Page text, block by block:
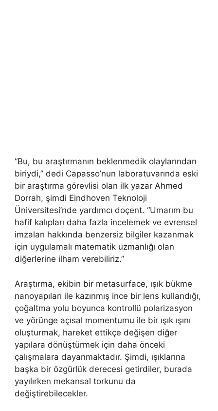
“Bu, bu araştırmanın beklenmedik olaylarından
biriydi,” dedi Capasso’nun laboratuvarında eski
bir araştırma görevlisi olan ilk yazar Ahmed
Dorrah, şimdi Eindhoven Teknoloji
Üniversitesi’nde yardımcı doçent. “Umarım bu
hafif kalıpları daha fazla incelemek ve evrensel
imzaları hakkında benzersiz bilgiler kazanmak
için uygulamalı matematik uzmanlığı olan
diğerlerine ilham verebiliriz.”
Araştırma, ekibin bir metasurface, ışık bükme
nanoyapıları ile kazınmış ince bir lens kullandığı,
çoğaltma yolu boyunca kontrollü polarizasyon
ve yörünge açısal momentumu ile bir ışık ışını
oluşturmak, hareket ettikçe değişen diğer
yapılara dönüştürmek için daha önceki
çalışmalara dayanmaktadır. Şimdi, ışıklarına
başka bir özgürlük derecesi getirdiler, burada
yayılırken mekansal torkunu da
değiştirebilecekler.